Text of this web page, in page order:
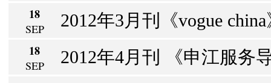
18
SEP 2012年3月刊《vogue
18
SEP 2012年4月刊 《申江服务